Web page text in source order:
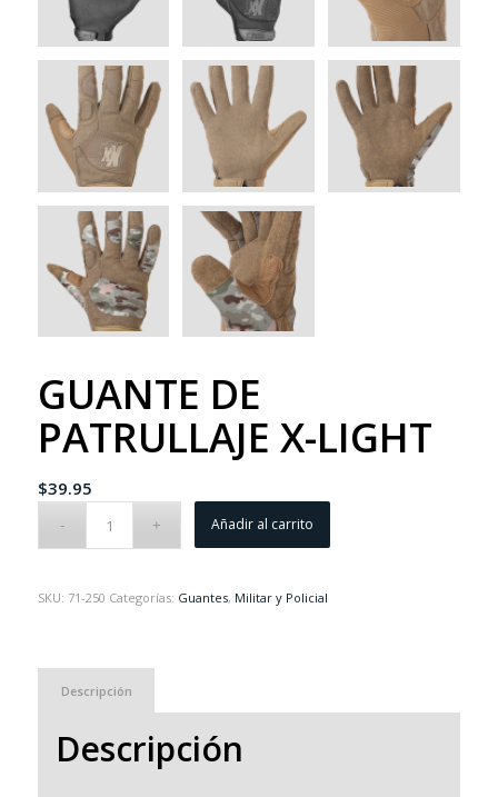
GUANTE DE
PATRULLAJE X-LIGHT
$39.95
Añadir al carrito
SKU: 71-250 Categorías: Guantes, Militar y Policial
Descripción
Descripción